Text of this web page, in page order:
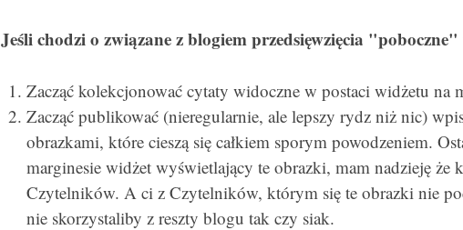
Jeśli chodzi o związane z blogiem przedsięwzięcia "poboczne"
Zacząć kolekcjonować cytaty widoczne w postaci widżetu na
Zacząć publikować (nieregularnie, ale lepszy rydz niż nic)
obrazkami, które cieszą się całkiem sporym powodzeniem.
marginesie widżet wyświetlający te obrazki, mam nadzieję że
Czytelników. A ci z Czytelników, którym się te obrazki nie
nie skorzystaliby z reszty blogu tak czy siak.